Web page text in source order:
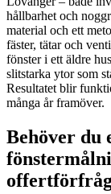
hållbarhet och
material och ett
fäster, tätar och
fönster i ett äldre
slitstarka ytor som
Resultatet blir
många år framöver.
Behöver du